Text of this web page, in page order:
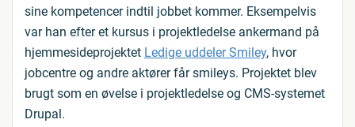
sine kompetencer indtil jobbet kommer. Eksempelvis
var han efter et kursus i projektledelse ankermand på
hjemmesideprojektet Ledige uddeler Smiley, hvor
jobcentre og andre aktører får smileys. Projektet blev
brugt som en øvelse i projektledelse og CMS-systemet
Drupal.